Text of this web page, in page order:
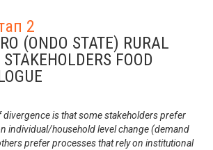
2
(ONDO STATE) RURAL
FOOD
divergence is that some stakeholders prefer
individual/household level change (demand
prefer processes that rely on institutional